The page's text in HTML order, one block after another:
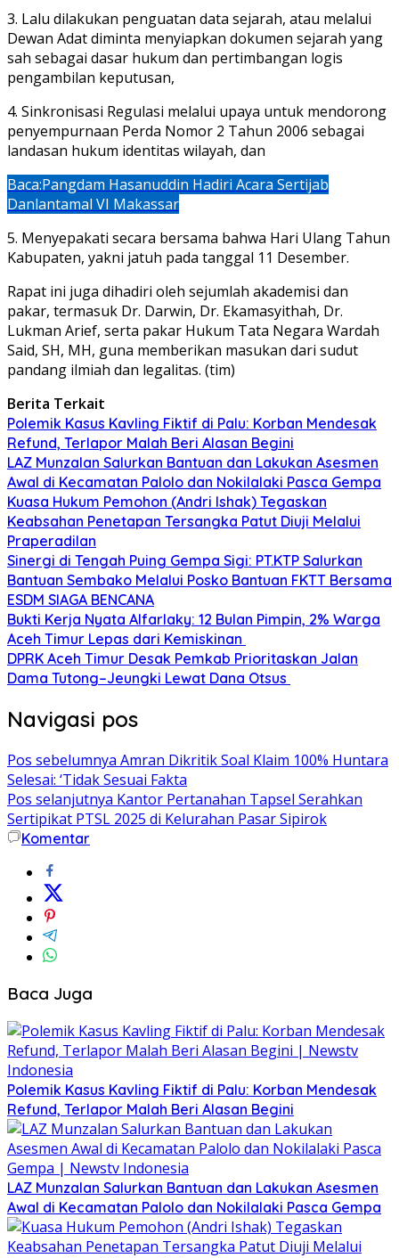
3. Lalu dilakukan penguatan data sejarah, atau melalui
Dewan Adat diminta menyiapkan dokumen sejarah yang
sah sebagai dasar hukum dan pertimbangan logis
pengambilan keputusan,
4. Sinkronisasi Regulasi melalui upaya untuk mendorong
penyempurnaan Perda Nomor 2 Tahun 2006 sebagai
landasan hukum identitas wilayah, dan
Baca:Pangdam Hasanuddin Hadiri Acara Sertijab
Danlantamal VI Makassar
5. Menyepakati secara bersama bahwa Hari Ulang Tahun
Kabupaten, yakni jatuh pada tanggal 11 Desember.
Rapat ini juga dihadiri oleh sejumlah akademisi dan
pakar, termasuk Dr. Darwin, Dr. Ekamasyithah, Dr.
Lukman Arief, serta pakar Hukum Tata Negara Wardah
Said, SH, MH, guna memberikan masukan dari sudut
pandang ilmiah dan legalitas. (tim)
Berita Terkait
Polemik Kasus Kavling Fiktif di Palu: Korban Mendesak
Refund, Terlapor Malah Beri Alasan Begini
LAZ Munzalan Salurkan Bantuan dan Lakukan Asesmen
Awal di Kecamatan Palolo dan Nokilalaki Pasca Gempa
Kuasa Hukum Pemohon (Andri Ishak) Tegaskan
Keabsahan Penetapan Tersangka Patut Diuji Melalui
Praperadilan
Sinergi di Tengah Puing Gempa Sigi: PT.KTP Salurkan
Bantuan Sembako Melalui Posko Bantuan FKTT Bersama
ESDM SIAGA BENCANA
Bukti Kerja Nyata Alfarlaky: 12 Bulan Pimpin, 2% Warga
Aceh Timur Lepas dari Kemiskinan ‎
DPRK Aceh Timur Desak Pemkab Prioritaskan Jalan
Dama Tutong–Jeungki Lewat Dana Otsus ‎
Navigasi pos
Pos sebelumnya Amran Dikritik Soal Klaim 100% Huntara
Selesai: ‘Tidak Sesuai Fakta
Pos selanjutnya Kantor Pertanahan Tapsel Serahkan
Sertipikat PTSL 2025 di Kelurahan Pasar Sipirok
Komentar
Baca Juga
Polemik Kasus Kavling Fiktif di Palu: Korban Mendesak
Refund, Terlapor Malah Beri Alasan Begini
LAZ Munzalan Salurkan Bantuan dan Lakukan Asesmen
Awal di Kecamatan Palolo dan Nokilalaki Pasca Gempa